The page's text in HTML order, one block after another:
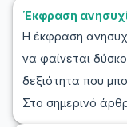
να κάνετε
κρίσιμη πτυχή της
εξασκήσετε στην
Θα παρέχουμε
ρεαλιστικές
λέξεις, φράσεις
Έκφραση
Η έκφραση
να φαίνεται
δεξιότητα που
Στο σημερινό